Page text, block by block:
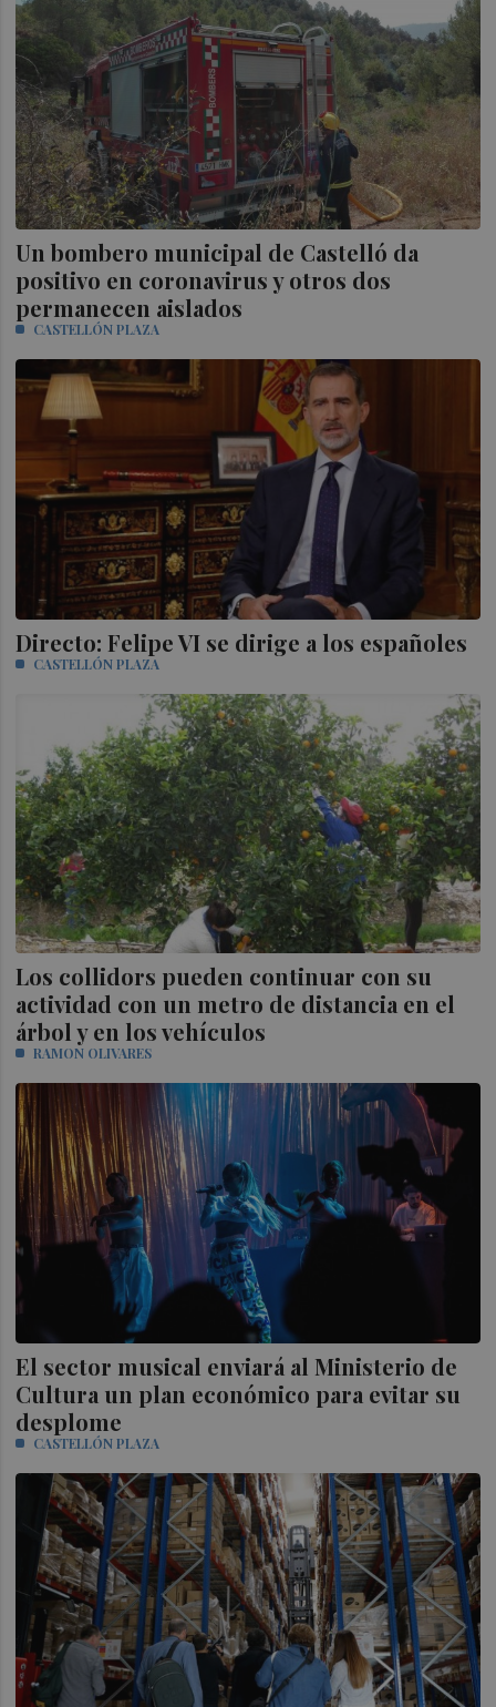
Un bombero municipal de Castelló da
positivo en coronavirus y otros dos
permanecen aislados
CASTELLÓN PLAZA
Directo: Felipe VI se dirige a los españoles
CASTELLÓN PLAZA
Los collidors pueden continuar con su
actividad con un metro de distancia en el
árbol y en los vehículos
RAMON OLIVARES
El sector musical enviará al Ministerio de
Cultura un plan económico para evitar su
desplome
CASTELLÓN PLAZA